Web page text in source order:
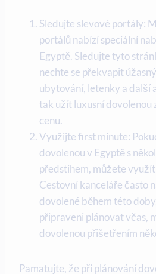
Sledujte slevové portály:
portálů nabízí speciální
Egyptě. Sledujte tyto
nechte se překvapit
ubytování, letenky a další
tak užít luxusní dovolenou
cenu.
Využijte first minute:
dovolenou v Egyptě s
předstihem, můžete
Cestovní kanceláře často
dovolené během této
připraveni plánovat včas,
dovolenou přišetřením
Pamatujte, že při plánování